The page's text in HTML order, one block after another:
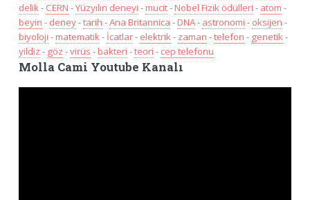
delik- CERN -Yüzyılın deneyi -mucit-Nobel Fizik ödülleri - atom -
beyin - deney-tarih -Ana Britannica -DNA- astronomi - oksijen -
biyoloji -matematik- İcatlar- elektrik- zaman -telefon - genetik-
yildiz - göz -virüs -bakteri -teori - cep telefonu
Molla Cami Youtube Kanalı